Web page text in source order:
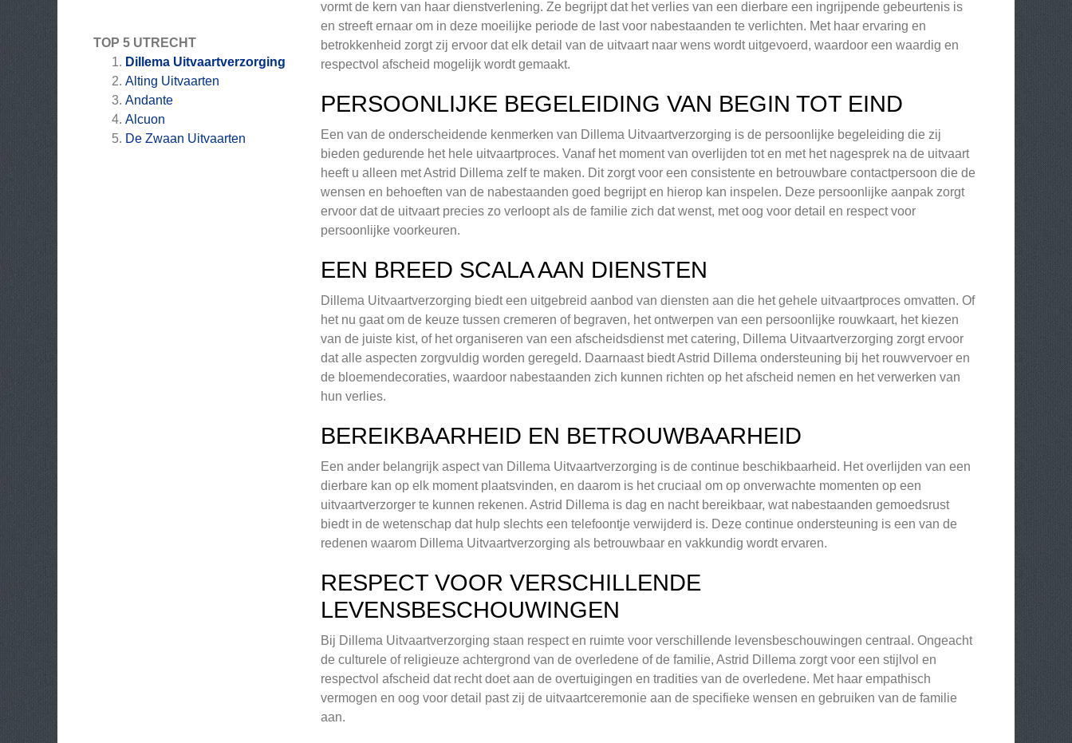
TOP 5 UTRECHT
Dillema Uitvaartverzorging
Alting Uitvaarten
Andante
Alcuon
De Zwaan Uitvaarten
vormt de kern van haar dienstverlening. Ze begrijpt dat het verlies van een dierbare een ingrijpende gebeurtenis is
en streeft ernaar om in deze moeilijke periode de last voor nabestaanden te verlichten. Met haar ervaring en
betrokkenheid zorgt zij ervoor dat elk detail van de uitvaart naar wens wordt uitgevoerd, waardoor een waardig en
respectvol afscheid mogelijk wordt gemaakt.
PERSOONLIJKE BEGELEIDING VAN BEGIN TOT EIND
Een van de onderscheidende kenmerken van Dillema Uitvaartverzorging is de persoonlijke begeleiding die zij
bieden gedurende het hele uitvaartproces. Vanaf het moment van overlijden tot en met het nagesprek na de uitvaart
heeft u alleen met Astrid Dillema zelf te maken. Dit zorgt voor een consistente en betrouwbare contactpersoon die de
wensen en behoeften van de nabestaanden goed begrijpt en hierop kan inspelen. Deze persoonlijke aanpak zorgt
ervoor dat de uitvaart precies zo verloopt als de familie zich dat wenst, met oog voor detail en respect voor
persoonlijke voorkeuren.
EEN BREED SCALA AAN DIENSTEN
Dillema Uitvaartverzorging biedt een uitgebreid aanbod van diensten aan die het gehele uitvaartproces omvatten. Of
het nu gaat om de keuze tussen cremeren of begraven, het ontwerpen van een persoonlijke rouwkaart, het kiezen
van de juiste kist, of het organiseren van een afscheidsdienst met catering, Dillema Uitvaartverzorging zorgt ervoor
dat alle aspecten zorgvuldig worden geregeld. Daarnaast biedt Astrid Dillema ondersteuning bij het rouwvervoer en
de bloemendecoraties, waardoor nabestaanden zich kunnen richten op het afscheid nemen en het verwerken van
hun verlies.
BEREIKBAARHEID EN BETROUWBAARHEID
Een ander belangrijk aspect van Dillema Uitvaartverzorging is de continue beschikbaarheid. Het overlijden van een
dierbare kan op elk moment plaatsvinden, en daarom is het cruciaal om op onverwachte momenten op een
uitvaartverzorger te kunnen rekenen. Astrid Dillema is dag en nacht bereikbaar, wat nabestaanden gemoedsrust
biedt in de wetenschap dat hulp slechts een telefoontje verwijderd is. Deze continue ondersteuning is een van de
redenen waarom Dillema Uitvaartverzorging als betrouwbaar en vakkundig wordt ervaren.
RESPECT VOOR VERSCHILLENDE
LEVENSBESCHOUWINGEN
Bij Dillema Uitvaartverzorging staan respect en ruimte voor verschillende levensbeschouwingen centraal. Ongeacht
de culturele of religieuze achtergrond van de overledene of de familie, Astrid Dillema zorgt voor een stijlvol en
respectvol afscheid dat recht doet aan de overtuigingen en tradities van de overledene. Met haar empathisch
vermogen en oog voor detail past zij de uitvaartceremonie aan de specifieke wensen en gebruiken van de familie
aan.